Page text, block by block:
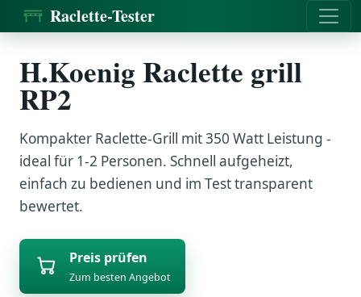
Raclette-Tester
H.Koenig Raclette grill
RP2
Kompakter Raclette-Grill mit 350 Watt Leistung -
ideal für 1-2 Personen. Schnell aufgeheizt,
einfach zu bedienen und im Test transparent
bewertet.
Preis prüfen
Zum besten Angebot